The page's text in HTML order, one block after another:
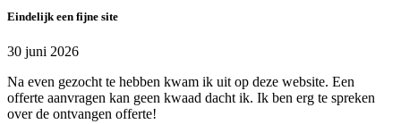
Eindelijk een fijne site
30 juni 2026
Na even gezocht te hebben kwam ik uit op deze website. Een
offerte aanvragen kan geen kwaad dacht ik. Ik ben erg te spreken
over de ontvangen offerte!